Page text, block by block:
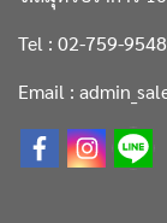
Tel : 02-759-
Email :